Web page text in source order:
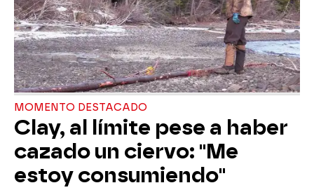
MOMENTO DESTACADO
Clay, al límite pese a haber
cazado un ciervo: "Me
estoy consumiendo"